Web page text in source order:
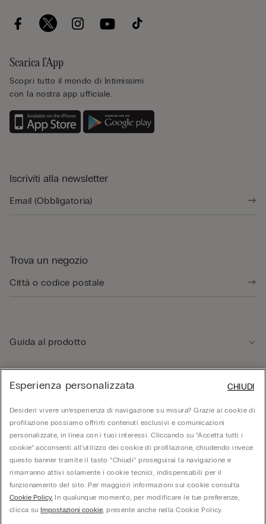
Scarica l’App
Scopri tutto il mondo di Intimissimi
con la nostra app ufficiale.
Iscriviti alla newsletter
Trova un negozio
Guida al prodotto
Area Legale
Corporate
© Calzedonia S.p.A | P.iva 02253210237 | Sede Legale: Malcesine (VR), Via Portici
Umberto Primo n. 5/3 | Cod. Fisc. e n.iscr. al Reg. Imprese di Verona: 01037050422 |
REA: VR – 205310 | Capitale sociale: Euro 212.000.000,00 | Società soggetta a
Esperienza personalizzata
Desideri vivere un’esperienza di navigazione su misura? Grazie ai cookie di
profilazione possiamo offrirti contenuti esclusivi e comunicazioni
personalizzate, in linea con i tuoi interessi. Cliccando su “Accetta tutti i
cookie” acconsenti all’utilizzo dei cookie di profilazione, chiudendo invece
questo banner tramite il tasto “Chiudi” proseguirai la navigazione e
rimarranno attivi solamente i cookie tecnici, indispensabili per il
funzionamento del sito. Per maggiori informazioni sui cookie consulta
Cookie Policy. In qualunque momento, per modificare le tue preferenze,
clicca suImpostazioni cookie, presente anche nella Cookie Policy.
CHIUDI